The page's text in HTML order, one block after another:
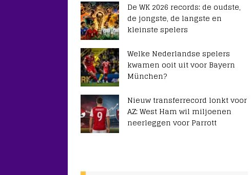
De WK 2026 records: de oudste,
de jongste, de langste en
kleinste spelers
Welke Nederlandse spelers
kwamen ooit uit voor Bayern
München?
Nieuw transferrecord lonkt voor
AZ: West Ham wil miljoenen
neerleggen voor Parrott